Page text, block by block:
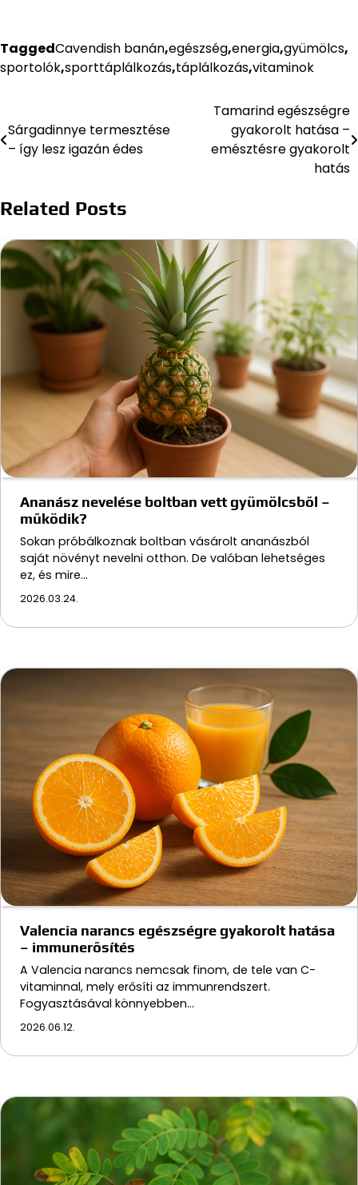
TaggedCavendish banán,egészség,energia,gyümölcs,
sportolók,sporttáplálkozás,táplálkozás,vitaminok
navigáció
Sárgadinnye termesztése
– így lesz igazán édes
Tamarind egészségre
gyakorolt hatása –
emésztésre gyakorolt
hatás
Related Posts
Ananász nevelése boltban vett gyümölcsből –
működik?
Sokan próbálkoznak boltban vásárolt ananászból
saját növényt nevelni otthon. De valóban lehetséges
ez, és mire…
2026.03.24.
Valencia narancs egészségre gyakorolt hatása
– immunerősítés
A Valencia narancs nemcsak finom, de tele van C-
vitaminnal, mely erősíti az immunrendszert.
Fogyasztásával könnyebben…
2026.06.12.